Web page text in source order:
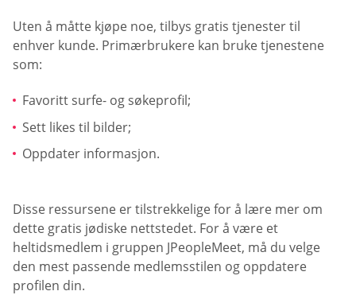
Uten å måtte kjøpe noe, tilbys gratis tjenester til
enhver kunde. Primærbrukere kan bruke tjenestene
som:
Favoritt surfe- og søkeprofil;
Sett likes til bilder;
Oppdater informasjon.
Disse ressursene er tilstrekkelige for å lære mer om
dette gratis jødiske nettstedet. For å være et
heltidsmedlem i gruppen JPeopleMeet, må du velge
den mest passende medlemsstilen og oppdatere
profilen din.